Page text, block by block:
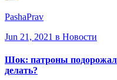
PashaPrav
Jun 21, 2021 в Новости
Шок: патроны
делать?